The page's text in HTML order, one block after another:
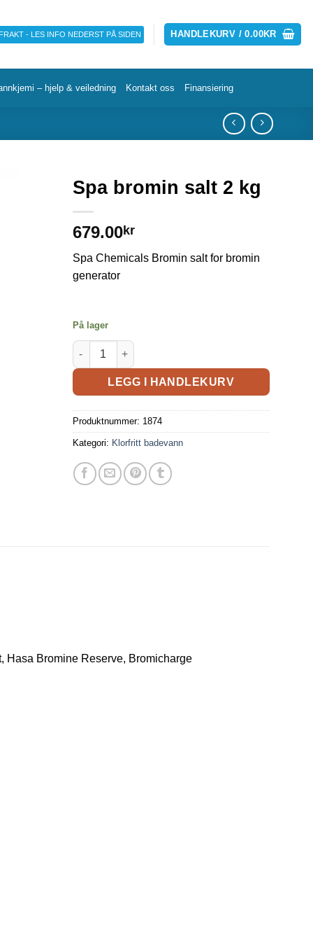
- LES INFO NEDERST PÅ SIDEN HANDLEKURV /0.00KR
– hjelp & veiledning Kontakt oss Finansiering
Spa bromin salt 2 kg
679.00kr
Spa Chemicals Bromin salt for bromin
generator
På lager
LEGG I HANDLEKURV
Produktnummer: 1874
Kategori: Klorfritt badevann
Hasa Bromine Reserve, Bromicharge